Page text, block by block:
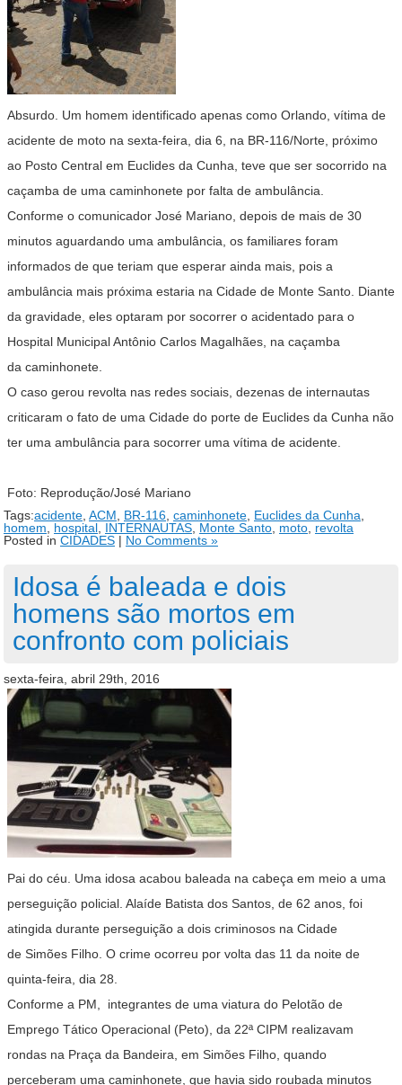
Absurdo. Um homem identificado apenas como Orlando, vítima de
acidente de moto na sexta-feira, dia 6, na BR-116/Norte, próximo
ao Posto Central em Euclides da Cunha, teve que ser socorrido na
caçamba de uma caminhonete por falta de ambulância.
Conforme o comunicador José Mariano, depois de mais de 30
minutos aguardando uma ambulância, os familiares foram
informados de que teriam que esperar ainda mais, pois a
ambulância mais próxima estaria na Cidade de Monte Santo. Diante
da gravidade, eles optaram por socorrer o acidentado para o
Hospital Municipal Antônio Carlos Magalhães, na caçamba
da caminhonete.
O caso gerou revolta nas redes sociais, dezenas de internautas
criticaram o fato de uma Cidade do porte de Euclides da Cunha não
ter uma ambulância para socorrer uma vítima de acidente.
Foto: Reprodução/José Mariano
Tags:acidente ACM BR-116 caminhonete Euclides da Cunha
homem
hospital INTERNAUTAS Monte Santo moto revolta
Posted in CIDADES | No Comments »
Idosa é baleada e dois
homens são mortos em
confronto com policiais
sexta-feira, abril 29th, 2016
Pai do céu. Uma idosa acabou baleada na cabeça em meio a uma
perseguição policial. Alaíde Batista dos Santos, de 62 anos, foi
atingida durante perseguição a dois criminosos na Cidade
de Simões Filho. O crime ocorreu por volta das 11 da noite de
quinta-feira, dia 28.
Conforme a PM, integrantes de uma viatura do Pelotão de
Emprego Tático Operacional (Peto), da 22ª CIPM realizavam
rondas na Praça da Bandeira, em Simões Filho, quando
perceberam uma caminhonete, que havia sido roubada minutos